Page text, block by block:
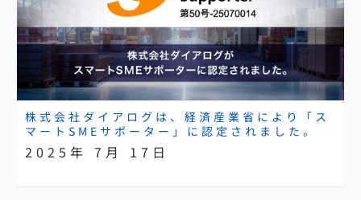
株式会社ダイアログは、経済産業省により「ス
マートSMEサポーター」に認定されました。
2025年 7月 17日